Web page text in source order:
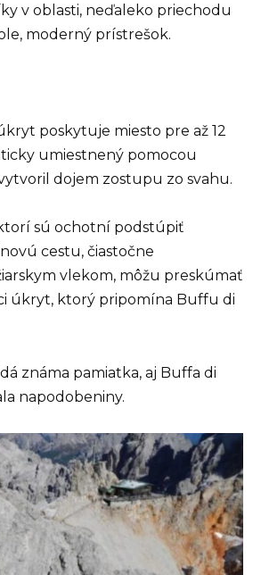
v oblasti, neďaleko priechodu
moderný prístrešok.
poskytuje miesto pre až 12
umiestnený pomocou
dojem zostupu zo svahu.
sú ochotní podstúpiť
cestu, čiastočne
vlekom, môžu preskúmať
úkryt, ktorý pripomína Buffu di
známa pamiatka, aj Buffa di
napodobeniny.